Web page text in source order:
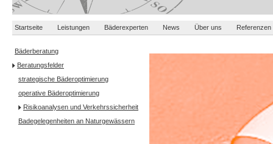
Startseite Leistungen Bäderexperten News Über uns Referenzen
Bäderberatung
Beratungsfelder
strategische Bäderoptimierung
operative Bäderoptimierung
Risikoanalysen und Verkehrssicherheit
Badegelegenheiten an Naturgewässern